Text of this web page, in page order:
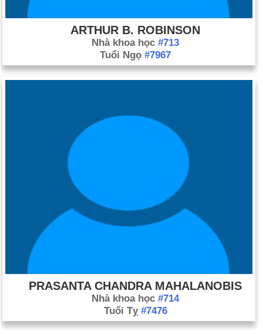
ARTHUR B. ROBINSON
Nhà khoa học #713
Tuổi Ngọ #7967
PRASANTA CHANDRA MAHALANOBIS
Nhà khoa học #714
Tuổi Tỵ #7476